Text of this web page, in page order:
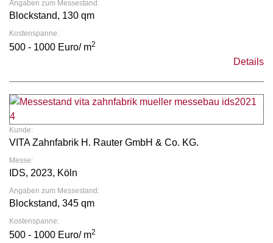
Angaben zum Messestand:
Blockstand, 130 qm
Kostenspanne:
500 - 1000 Euro/ m2
Details
Kunde:
VITA Zahnfabrik H. Rauter GmbH & Co. KG.
Messe:
IDS, 2023, Köln
Angaben zum Messestand:
Blockstand, 345 qm
Kostenspanne:
500 - 1000 Euro/ m2